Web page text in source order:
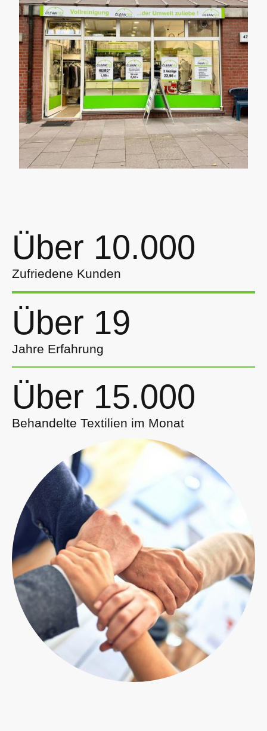
Über 10.000
Zufriedene Kunden
Über 19
Jahre Erfahrung
Über 15.000
Behandelte Textilien im Monat